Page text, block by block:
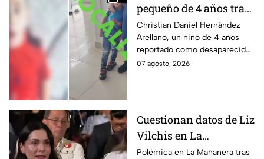
pequeño de 4 años tras
la Alerta activada en
León, Guanajuato:
CONFIRMAN
H4LLAZGO
Christian Daniel Hernández
Arellano, un niño de 4 años
reportado como desaparecido
en León, Guanajuato, fue
07 agosto, 2026
Cuestionan datos de Liz
Vilchis en La
Mañanera: estudio de
Polémica en La Mañanera tras